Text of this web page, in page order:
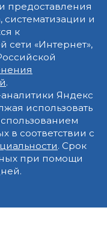
предоставления
и
к
сети «Интернет»,
.
Яндекс
использовать
в соответствии с
. Срок
при помощи